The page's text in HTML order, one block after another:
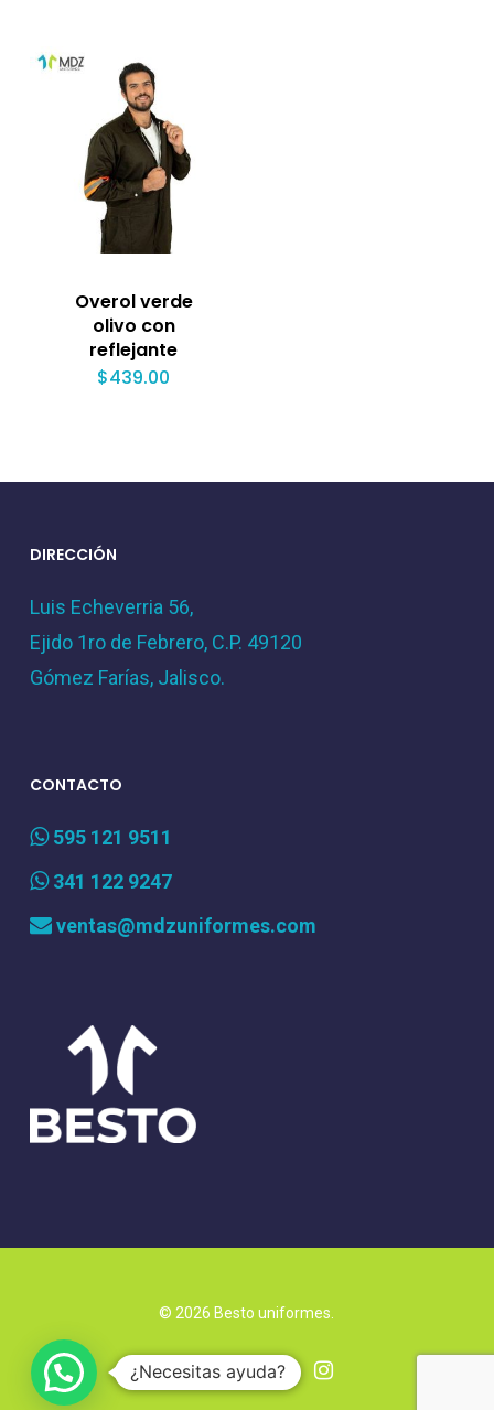
Overol verde
olivo con
reflejante
$439.00
DIRECCIÓN
Luis Echeverria 56,
Ejido 1ro de Febrero, C.P. 49120
Gómez Farías, Jalisco.
CONTACTO
595 121 9511
341 122 9247
ventas@mdzuniformes.com
© 2026 Besto uniformes.
twitter facebookgoogle-
instagram
¿Necesitas ayuda?